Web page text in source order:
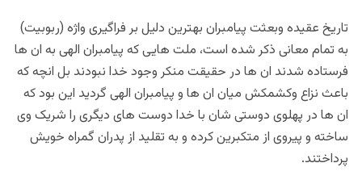
تاریخ عقیده وبعثت پیامبران بهترین دلیل بر فراگیری واژه (ربوبیت)
به تمام معانی ذکر شده است، ملت هایی که پیامبران الهی به ان ها
فرستاده شدند ان ها در حقیقت منکر وجود خدا نبودند بل انچه که
باعث نزاع وکشمکش میان ان ها و پیامبران الهی گردید این بود که
ان ها در پهلوی دوستی شان با خدا دوست های دیگری را شریک وی
ساخته و پیروی از متکبرین کرده و به تقلید از پدران گمراه خویش
پرداختند.